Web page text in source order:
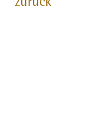
zurück